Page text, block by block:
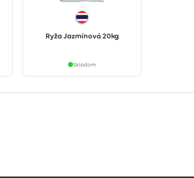
Ryža Jazmínová 20kg
Skladom